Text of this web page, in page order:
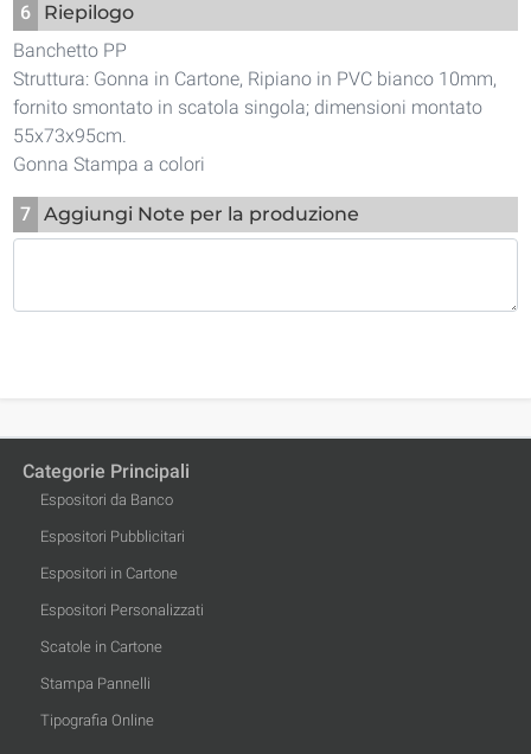
6
Riepilogo
Banchetto PP
Struttura: Gonna in Cartone, Ripiano in PVC bianco 10mm,
fornito smontato in scatola singola; dimensioni montato
55x73x95cm.
Gonna Stampa a colori
7 Aggiungi Note per la produzione
Categorie Principali
Espositori da Banco
Espositori Pubblicitari
Espositori in Cartone
Espositori Personalizzati
Scatole in Cartone
Stampa Pannelli
Tipografia Online